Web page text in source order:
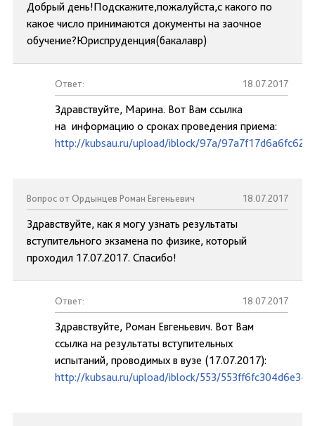
Добрый день!Подскажите,пожалуйста,с какого по
какое число принимаются документы на заочное
обучение?Юриспруденция(бакалавр)
Ответ: 18.07.2017
Здравствуйте, Марина. Вот Вам ссылка
на информацию о сроках проведения приема:
http://kubsau.ru/upload/iblock/97a/
Вопрос от Ордынцев Роман Евгеньевич 18.07.2017
Здравствуйте, как я могу узнать результаты
вступительного экзамена по физике, который
проходил 17.07.2017. Спасибо!
Ответ: 18.07.2017
Здравствуйте, Роман Евгеньевич. Вот Вам
ссылка на результаты вступительных
испытаний, проводимых в вузе (17.07.2017):
http://kubsau.ru/upload/iblock/553/